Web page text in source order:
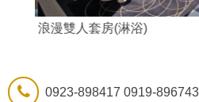
浪漫雙人套房(淋浴)
0923-898417 0919-896743